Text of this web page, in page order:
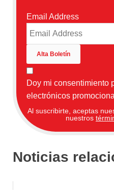
Email Address
Doy mi consentimiento
electrónicos
Al suscribirte, aceptas
nuestros
Noticias